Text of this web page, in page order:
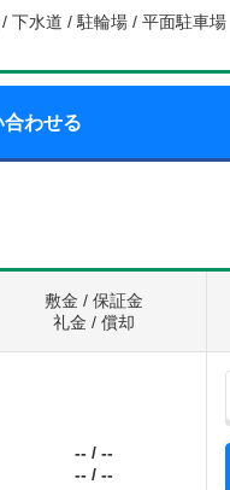
下水道 / 駐輪場 / 平面駐車場
わせる
敷金 / 保証金
礼金 / 償却
-- / --
-- / --